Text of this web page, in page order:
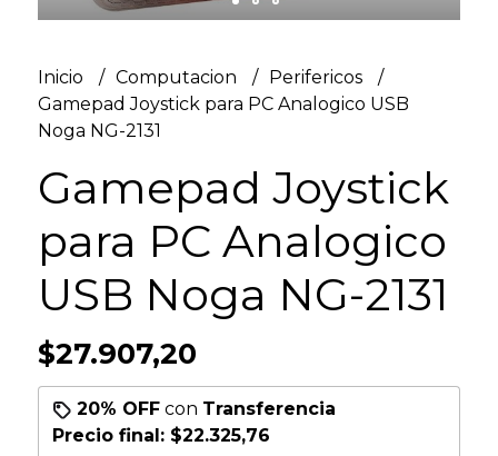
Inicio Computacion
Perifericos
Gamepad Joystick para PC Analogico USB
Noga NG-2131
Gamepad Joystick
para PC Analogico
USB Noga NG-2131
$27.907,20
20% OFFcon Transferencia
Precio final: $22.325,76